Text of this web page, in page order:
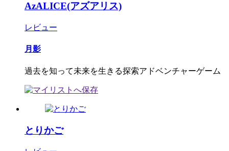
AzALICE(アズアリス)
レビュー
月影
過去を知って未来を生きる探索アドベンチャーゲーム
とりかご